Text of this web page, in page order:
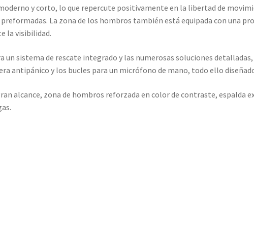
y corto, lo que repercute positivamente en la libertad de
La zona de los hombros también está equipada con una
la visibilidad.
un sistema de rescate integrado y las numerosas soluciones
antipánico y los bucles para un micrófono de mano, todo ello
alcance, zona de hombros reforzada en color de contraste,